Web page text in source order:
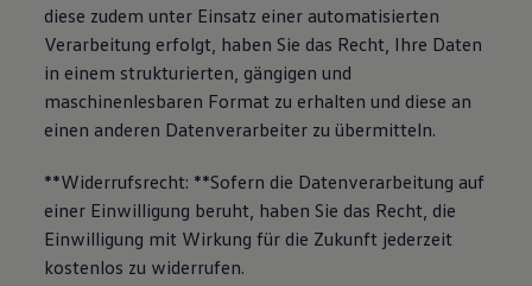
diese zudem unter Einsatz einer automatisierten
Verarbeitung erfolgt, haben Sie das Recht, Ihre Daten
in einem strukturierten, gängigen und
maschinenlesbaren Format zu erhalten und diese an
einen anderen Datenverarbeiter zu übermitteln.
**Widerrufsrecht: **Sofern die Datenverarbeitung auf
einer Einwilligung beruht, haben Sie das Recht, die
Einwilligung mit Wirkung für die Zukunft jederzeit
kostenlos zu widerrufen.